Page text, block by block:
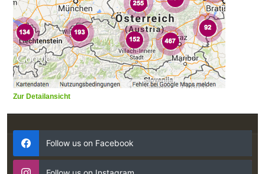
Zur Detailansicht
Follow us on Facebook